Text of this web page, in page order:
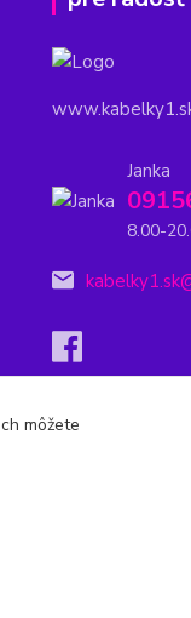
Janka
8.00-
môžete